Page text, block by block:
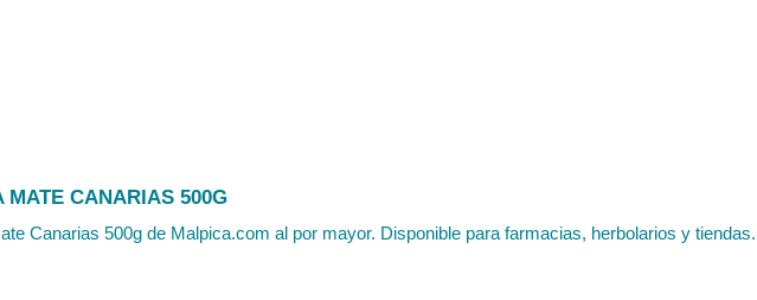
MATE CANARIAS 500G
Canarias 500g de Malpica.com al por mayor. Disponible para farmacias, herbolarios y